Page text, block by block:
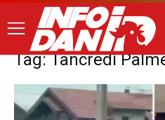
Tag: Tancredi